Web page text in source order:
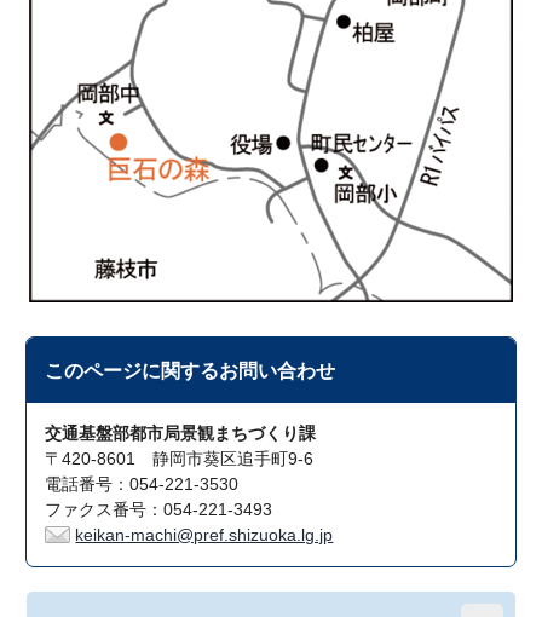
このページに関するお問い合わせ
交通基盤部都市局景観まちづくり課
〒420-8601 静岡市葵区追手町9-6
電話番号：054-221-3530
ファクス番号：054-221-3493
keikan-machi@pref.shizuoka.lg.jp